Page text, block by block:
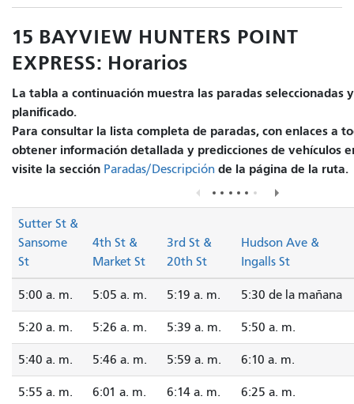
15 BAYVIEW HUNTERS POINT
EXPRESS: Horarios
La tabla a continuación muestra las paradas seleccionadas
planificado.
Para consultar la lista completa de paradas, con enlaces a
obtener información detallada y predicciones de vehículos
visite la sección Paradas/Descripción de la página de la ruta.
Sutter St &
Sansome
St
4th St &
Market St
3rd St &
20th St
Hudson Ave &
Ingalls St
5:00 a. m. 5:05 a. m. 5:19 a. m. 5:30 de la mañana
5:20 a. m. 5:26 a. m. 5:39 a. m. 5:50 a. m.
5:40 a. m. 5:46 a. m. 5:59 a. m. 6:10 a. m.
5:55 a. m. 6:01 a. m. 6:14 a. m. 6:25 a. m.